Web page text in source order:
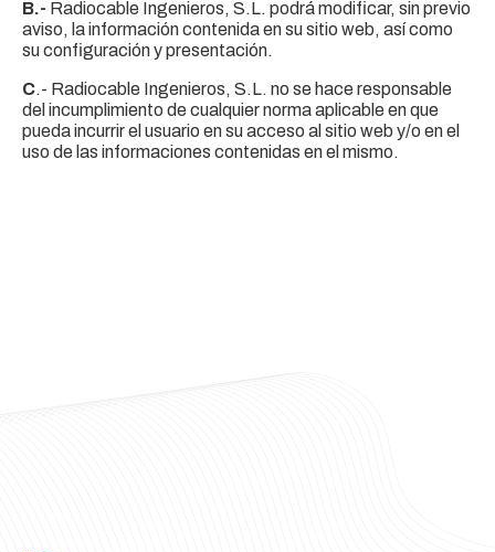
B.- Radiocable Ingenieros, S.L. podrá modificar, sin previo
aviso, la información contenida en su sitio web, así como
su configuración y presentación.
C.- Radiocable Ingenieros, S.L. no se hace responsable
del incumplimiento de cualquier norma aplicable en que
pueda incurrir el usuario en su acceso al sitio web y/o en el
uso de las informaciones contenidas en el mismo.